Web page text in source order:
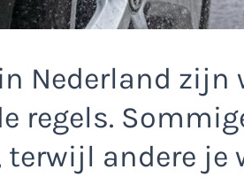
Nederland zijn
regels.
andere je